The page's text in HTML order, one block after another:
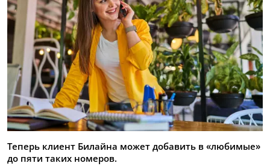
Теперь клиент Билайна может добавить в «любимые»
до пяти таких номеров.